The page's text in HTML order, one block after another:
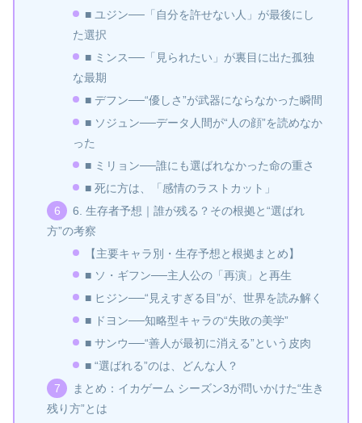
■ ユジン──「自分を許せない人」が最後にし
た選択
■ ミンス──「見られたい」が裏目に出た孤独
な最期
■ デフン──“優しさ”が武器にならなかった瞬間
■ ソジュン──データ人間が“人の顔”を読めなか
った
■ ミリョン──誰にも選ばれなかった命の重さ
■ 死に方は、「感情のラストカット」
6. 生存者予想｜誰が残る？その根拠と“選ばれ
方”の考察
【主要キャラ別・生存予想と根拠まとめ】
■ ソ・ギフン──主人公の「再演」と再生
■ ヒジン──“見えすぎる目”が、世界を読み解く
■ ドヨン──知略型キャラの“失敗の美学”
■ サンウ──“善人が最初に消える”という皮肉
■ “選ばれる”のは、どんな人？
まとめ：イカゲーム シーズン3が問いかけた“生き
残り方”とは